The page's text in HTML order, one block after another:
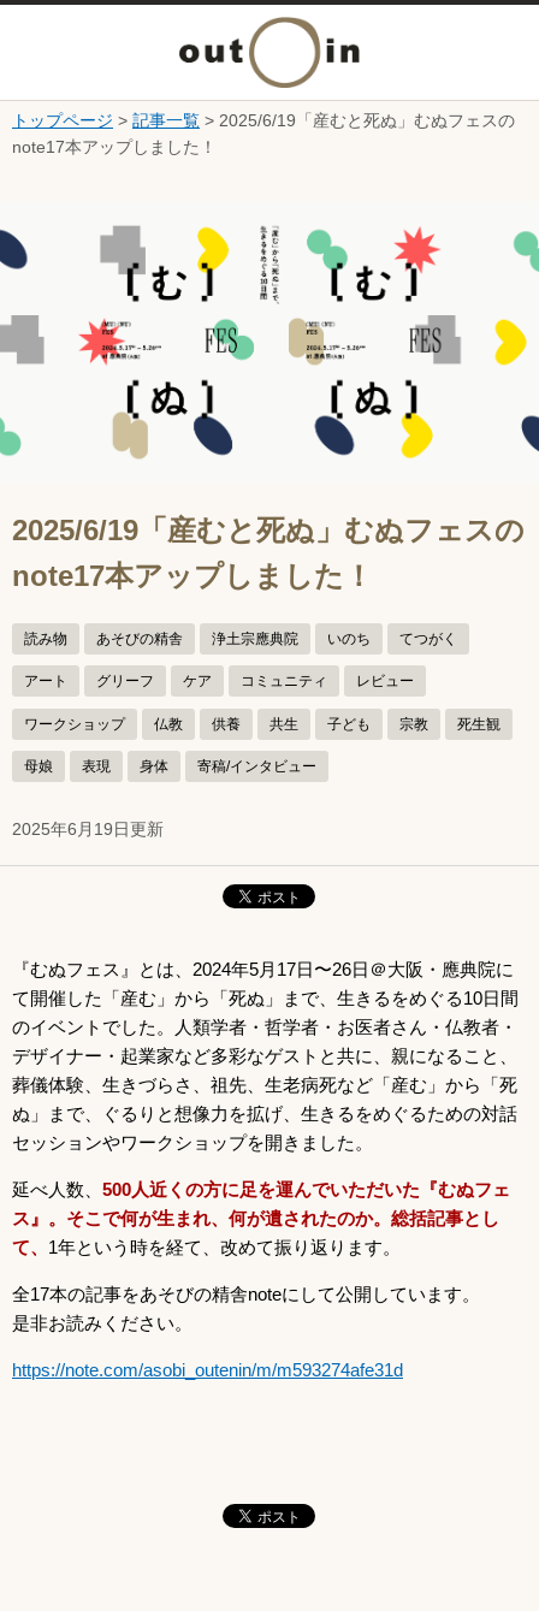
本文へ
ニ
ュ
を
開
トップページ > 記事一覧 > 2025/6/19「産むと死ぬ」むぬフェスの
note17本アップしました！
2025/6/19「産むと死ぬ」むぬフェスの
note17本アップしました！
読み物 あそびの精舎 浄土宗應典院 いのち てつがく
アート グリーフ ケア コミュニティ レビュー
ワークショップ 仏教 供養 共生 子ども 宗教 死生観
母娘 表現 身体 寄稿/インタビュー
2025年6月19日更新
『むぬフェス』とは、2024年5月17日〜26日＠大阪・應典院に
て開催した「産む」から「死ぬ」まで、生きるをめぐる10日間
のイベントでした。人類学者・哲学者・お医者さん・仏教者・
デザイナー・起業家など多彩なゲストと共に、親になること、
葬儀体験、生きづらさ、祖先、生老病死など「産む」から「死
ぬ」まで、ぐるりと想像力を拡げ、生きるをめぐるための対話
セッションやワークショップを開きました。
延べ人数、 500人近くの方に足を運んでいただいた『むぬフェ
ス』。そこで何が生まれ、何が遺されたのか。総括記事とし
て、 1年という時を経て、改めて振り返ります。
全17本の記事をあそびの精舎noteにして公開しています。
是非お読みください。
https://note.com/asobi_outenin/m/m593274afe31d